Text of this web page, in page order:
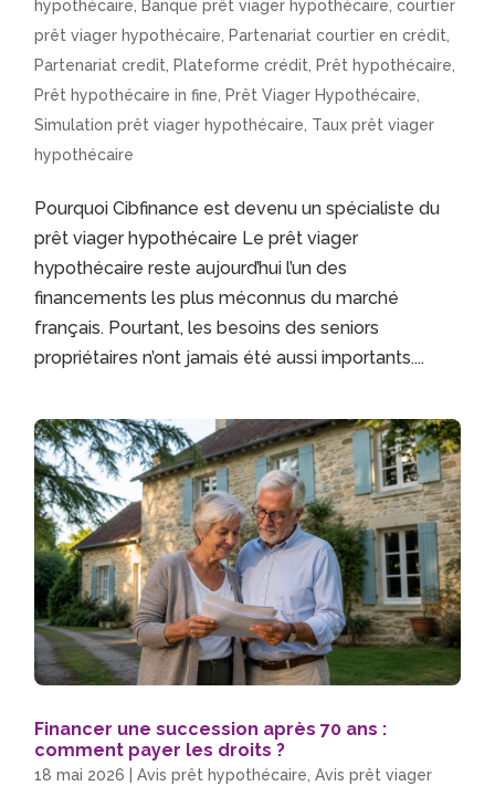
hypothécaire Banque prêt viager hypothécaire ,courtier
prêt viager hypothécaire
Partenariat courtier en crédit
Partenariat credit
Plateforme crédit Prêt hypothécaire
Prêt hypothécaire in fine
Prêt Viager Hypothécaire
Simulation prêt viager hypothécaire Taux prêt viager
hypothécaire
Pourquoi Cibfinance est devenu un spécialiste du
prêt viager hypothécaire Le prêt viager
hypothécaire reste aujourd’hui l’un des
financements les plus méconnus du marché
français. Pourtant, les besoins des seniors
propriétaires n’ont jamais été aussi importants....
Financer une succession après 70 ans :
comment payer les droits ?
18 mai 2026 |Avis prêt hypothécaire ,Avis prêt viager